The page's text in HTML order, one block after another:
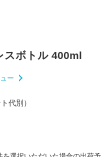
スボトル 400ml
ー
代別）